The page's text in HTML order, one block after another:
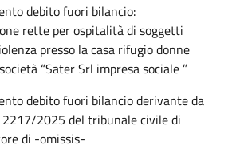
debito fuori bilancio:
rette per ospitalità di soggetti
presso la casa rifugio donne
“Sater Srl impresa sociale ”
debito fuori bilancio derivante da
2217/2025 del tribunale civile di
di -omissis-